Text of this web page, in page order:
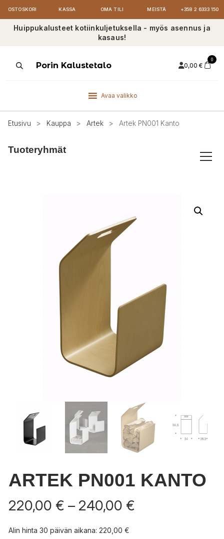
OSTOSKORI KASSA OMA TILI MEISTÄ +358 2 6333 150
Huippukalusteet kotiinkuljetuksella - myös asennus ja
kasaus!
ProductsPorin Kalustetalo 0,00 €
0
Avaa valikko
Etusivu > Kauppa > Artek > Artek PN001 Kanto
Tuoteryhmät
ARTEK PN001 KANTO
220,00 € – 240,00 €
Alin hinta 30 päivän aikana: 220,00 €